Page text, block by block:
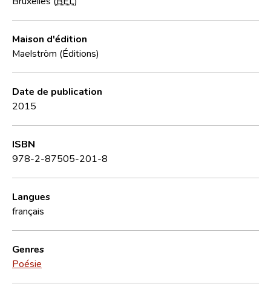
Maison d'édition
Maelström (Éditions)
Date de publication
2015
ISBN
978-2-87505-201-8
Langues
français
Genres
Poésie